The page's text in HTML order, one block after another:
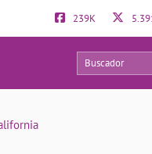
239K
44